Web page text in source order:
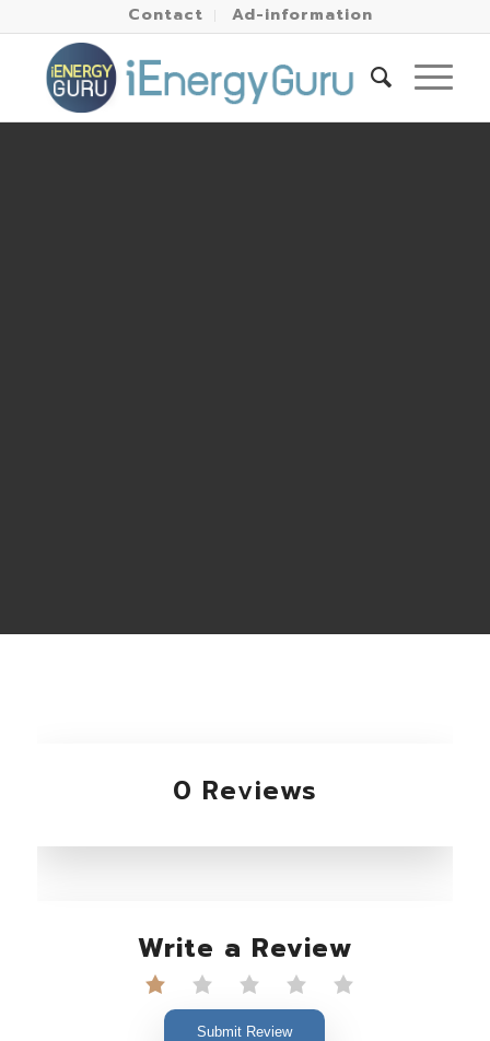
Contact Ad-information
0 Reviews
Write a Review
Submit Review